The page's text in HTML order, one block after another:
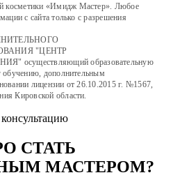
косметики «Имидж Мастер». Любое
с сайта только с разрешения
"ЦЕНТР
образовательную
обучению, дополнительным
лицензии от 26.10.2015 г. №1567,
Кировской области.
СТАТЬ
МАСТЕРОМ?